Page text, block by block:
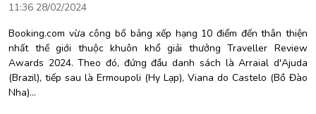
11:36 28/02/2024
Booking.com vừa công bố bảng xếp hạng 10 điểm đến thân thiện
nhất thế giới thuộc khuôn khổ giải thưởng Traveller Review
Awards 2024. Theo đó, đứng đầu danh sách là Arraial d'Ajuda
(Brazil), tiếp sau là Ermoupoli (Hy Lạp), Viana do Castelo (Bồ Đào
Nha)…